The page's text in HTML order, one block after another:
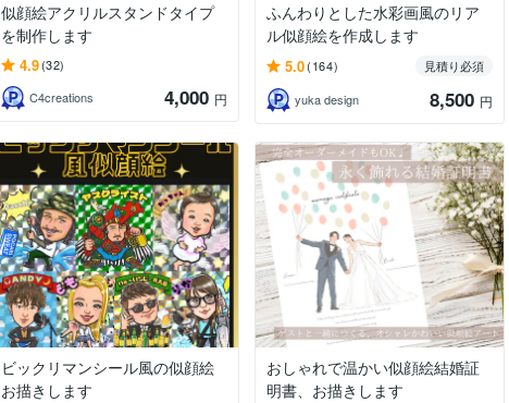
似顔絵アクリルスタンドタイプ
を制作します
4.9(32)
C4creations
4,000 円
ふんわりとした水彩画風のリア
ル似顔絵を作成します
5.0(164)
見積り必須
yuka design
8,500 円
ビックリマンシール風の似顔絵
お描きします
おしゃれで温かい似顔絵結婚証
明書、お描きします